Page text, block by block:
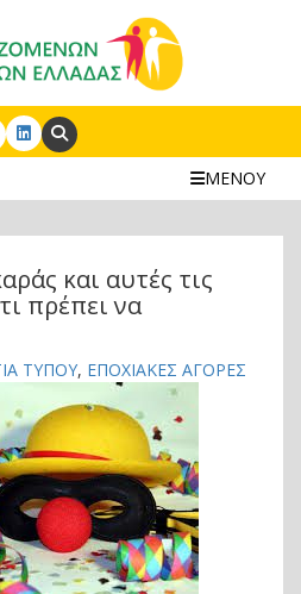
Search:
ΜΕΝΟΥ
και αυτές τις
πρέπει να
ΤΥΠΟΥ, ΕΠΟΧΙΑΚΕΣ ΑΓΟΡΕΣ